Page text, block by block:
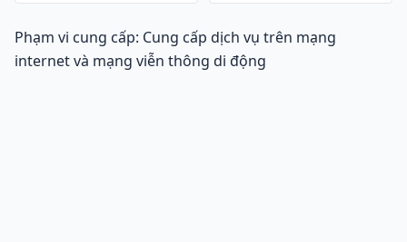
Phạm vi cung cấp: Cung cấp dịch vụ trên mạng
internet và mạng viễn thông di động